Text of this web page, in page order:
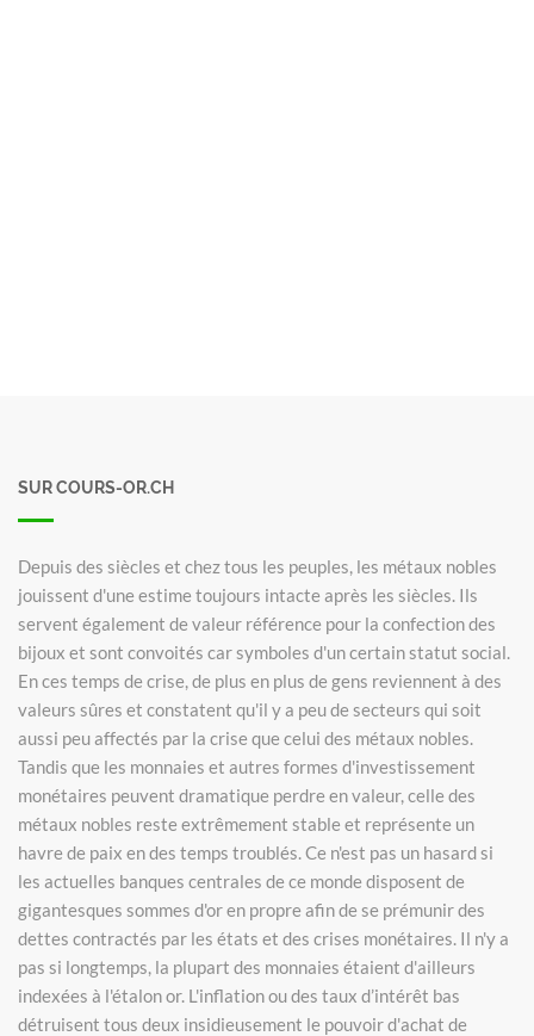
SUR COURS-OR.CH
Depuis des siècles et chez tous les peuples, les métaux nobles
jouissent d'une estime toujours intacte après les siècles. Ils
servent également de valeur référence pour la confection des
bijoux et sont convoités car symboles d'un certain statut social.
En ces temps de crise, de plus en plus de gens reviennent à des
valeurs sûres et constatent qu'il y a peu de secteurs qui soit
aussi peu affectés par la crise que celui des métaux nobles.
Tandis que les monnaies et autres formes d'investissement
monétaires peuvent dramatique perdre en valeur, celle des
métaux nobles reste extrêmement stable et représente un
havre de paix en des temps troublés. Ce n'est pas un hasard si
les actuelles banques centrales de ce monde disposent de
gigantesques sommes d'or en propre afin de se prémunir des
dettes contractés par les états et des crises monétaires. Il n'y a
pas si longtemps, la plupart des monnaies étaient d'ailleurs
indexées à l'étalon or. L'inflation ou des taux d’intérêt bas
détruisent tous deux insidieusement le pouvoir d'achat de